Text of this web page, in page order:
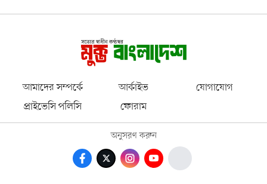
আমাদের সম্পর্কে আর্কাইভ
যোগাযোগ
প্রাইভেসি পলিসি
ফোরাম
অনুসরণ করুন